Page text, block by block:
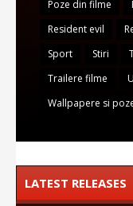
Poze din filme
Resident evil
Sport
Stiri
Trailere filme
Wallpapere si
LATEST RELEASES